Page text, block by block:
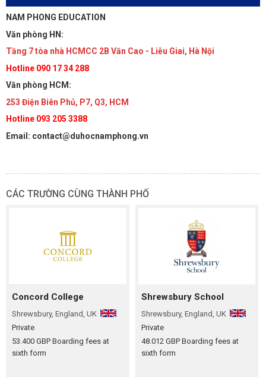
NAM PHONG EDUCATION
Văn phòng HN:
Tầng 7 tòa nhà HCMCC 2B Văn Cao - Liễu Giai, Hà Nội
Hotline 090 17 34 288
Văn phòng HCM:
253 Điện Biên Phủ, P7, Q3, HCM
Hotline 093 205 3388
Email: contact@duhocnamphong.vn
CÁC TRƯỜNG CÙNG THÀNH PHỐ
Concord College
Shrewsbury, England, UK
Private
53.400 GBP Boarding fees at
sixth form
Shrewsbury School
Shrewsbury, England, UK
Private
48.012 GBP Boarding fees at
sixth form